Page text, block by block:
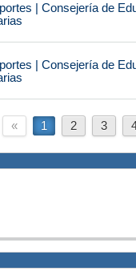
| Consejería de
| Consejería de
« 1 2 3